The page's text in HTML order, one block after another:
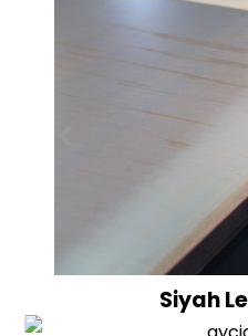
Siyah